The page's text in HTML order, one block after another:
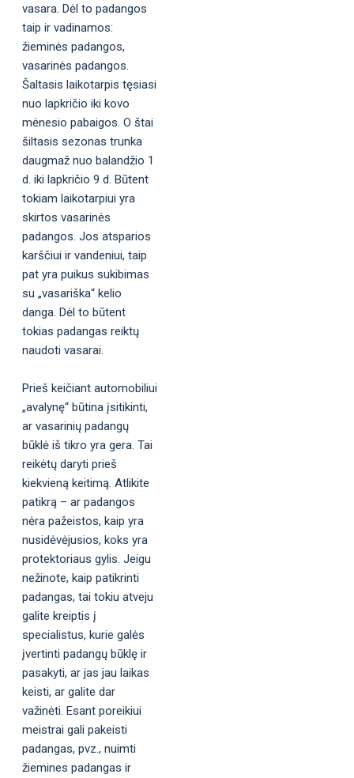
vasara. Dėl to padangos
taip ir vadinamos:
žieminės padangos,
vasarinės padangos.
Šaltasis laikotarpis tęsiasi
nuo lapkričio iki kovo
mėnesio pabaigos. O štai
šiltasis sezonas trunka
daugmaž nuo balandžio 1
d. iki lapkričio 9 d. Būtent
tokiam laikotarpiui yra
skirtos vasarinės
padangos. Jos atsparios
karščiui ir vandeniui, taip
pat yra puikus sukibimas
su „vasariška“ kelio
danga. Dėl to būtent
tokias padangas reiktų
naudoti vasarai.
Prieš keičiant automobiliui
„avalynę“ būtina įsitikinti,
ar vasarinių padangų
būklė iš tikro yra gera. Tai
reikėtų daryti prieš
kiekvieną keitimą. Atlikite
patikrą – ar padangos
nėra pažeistos, kaip yra
nusidėvėjusios, koks yra
protektoriaus gylis. Jeigu
nežinote, kaip patikrinti
padangas, tai tokiu atveju
galite kreiptis į
specialistus, kurie galės
įvertinti padangų būklę ir
pasakyti, ar jas jau laikas
keisti, ar galite dar
važinėti. Esant poreikiui
meistrai gali pakeisti
padangas, pvz., nuimti
žiemines padangas ir